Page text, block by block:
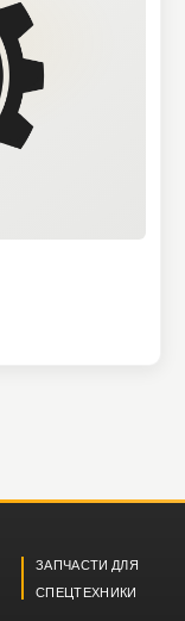
ЗАПЧАСТИ ДЛЯ
СПЕЦТЕХНИКИ